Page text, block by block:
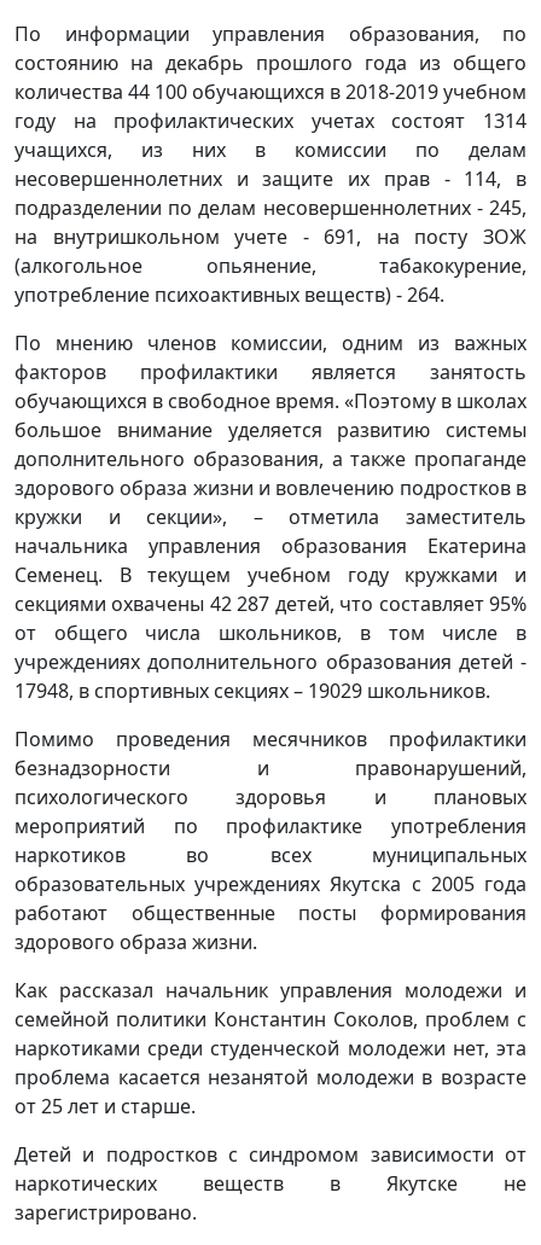
По информации управления образования, по
состоянию на декабрь прошлого года из общего
количества 44 100 обучающихся в 2018-2019 учебном
году на профилактических учетах состоят 1314
учащихся, из них в комиссии по делам
несовершеннолетних и защите их прав - 114, в
подразделении по делам несовершеннолетних - 245,
на внутришкольном учете - 691, на посту ЗОЖ
(алкогольное опьянение, табакокурение,
употребление психоактивных веществ) - 264.
По мнению членов комиссии, одним из важных
факторов профилактики является занятость
обучающихся в свободное время. «Поэтому в школах
большое внимание уделяется развитию системы
дополнительного образования, а также пропаганде
здорового образа жизни и вовлечению подростков в
кружки и секции», – отметила заместитель
начальника управления образования Екатерина
Семенец. В текущем учебном году кружками и
секциями охвачены 42 287 детей, что составляет 95%
от общего числа школьников, в том числе в
учреждениях дополнительного образования детей -
17948, в спортивных секциях – 19029 школьников.
Помимо проведения месячников профилактики
безнадзорности и правонарушений,
психологического здоровья и плановых
мероприятий по профилактике употребления
наркотиков во всех муниципальных
образовательных учреждениях Якутска с 2005 года
работают общественные посты формирования
здорового образа жизни.
Как рассказал начальник управления молодежи и
семейной политики Константин Соколов, проблем с
наркотиками среди студенческой молодежи нет, эта
проблема касается незанятой молодежи в возрасте
от 25 лет и старше.
Детей и подростков с синдромом зависимости от
наркотических веществ в Якутске не
зарегистрировано.